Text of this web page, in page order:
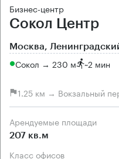
Бизнес-центр
Сокол Центр
Москва,
Сокол → 230 м ~2 мин
1.25 км → Вокзальный
Арендуемые площади
207 кв.м
Класс офисов